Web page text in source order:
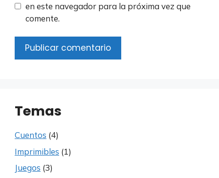
en este navegador para la próxima vez que
comente.
Temas
Cuentos (4)
Imprimibles (1)
Juegos (3)